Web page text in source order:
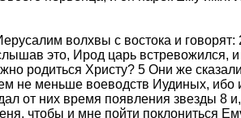
волхвы с востока и говорят:
это, Ирод царь встревожился,
родиться Христу? 5 Они же
не меньше воеводств Иудиных, ибо
от них время появления звезды 8
чтобы и мне пойти поклониться